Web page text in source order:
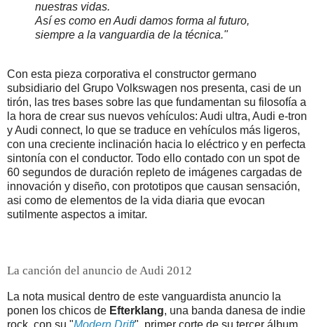
nuestras vidas.
Así es como en Audi damos forma al futuro,
siempre a la vanguardia de la técnica."
Con esta pieza corporativa el constructor germano
subsidiario del Grupo Volkswagen nos presenta, casi de un
tirón, las tres bases sobre las que fundamentan su filosofía a
la hora de crear sus nuevos vehículos: Audi ultra, Audi e-tron
y Audi connect, lo que se traduce en vehículos más ligeros,
con una creciente inclinación hacia lo eléctrico y en perfecta
sintonía con el conductor. Todo ello contado con un spot de
60 segundos de duración repleto de imágenes cargadas de
innovación y diseño, con prototipos que causan sensación,
asi como de elementos de la vida diaria que evocan
sutilmente aspectos a imitar.
La canción del anuncio de Audi 2012
La nota musical dentro de este vanguardista anuncio la
ponen los chicos de Efterklang, una banda danesa de indie
rock, con su "Modern Drift", primer corte de su tercer álbum